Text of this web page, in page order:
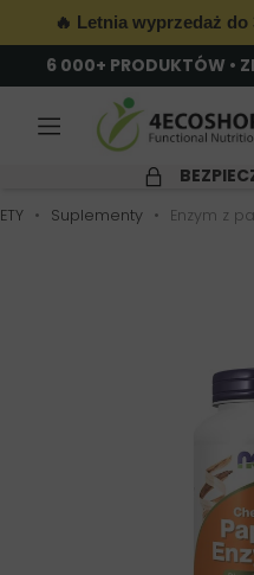
🔥 Letnia wyprzedaż do
6 000+ PRODUKTÓW •
Suplementy Enzym z